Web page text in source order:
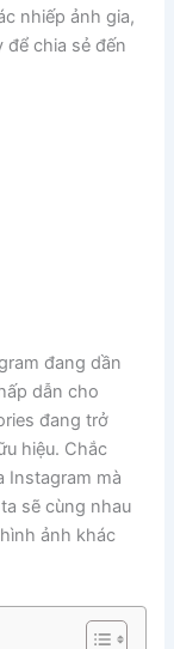
nhiếp ảnh gia,
chia sẻ đến
đang dần
dẫn cho
đang trở
hiệu. Chắc
Instagram mà
sẽ cùng nhau
ảnh khác